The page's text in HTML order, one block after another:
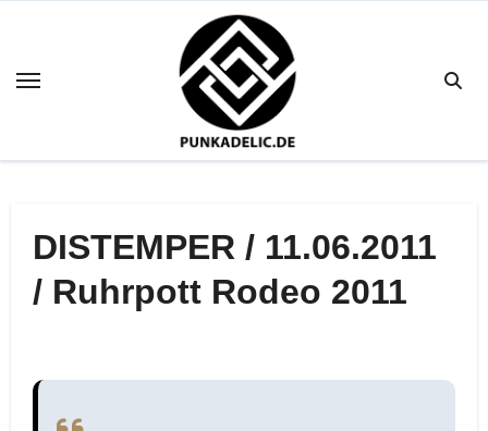
springen
DISTEMPER / 11.06.2011
/ Ruhrpott Rodeo 2011